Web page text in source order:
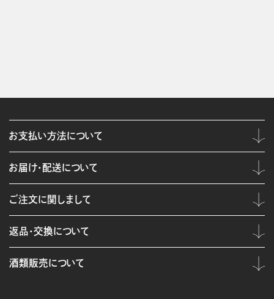
お支払い方法について
お届け・配送について
ご注文に関しまして
返品・交換について
酒類販売について